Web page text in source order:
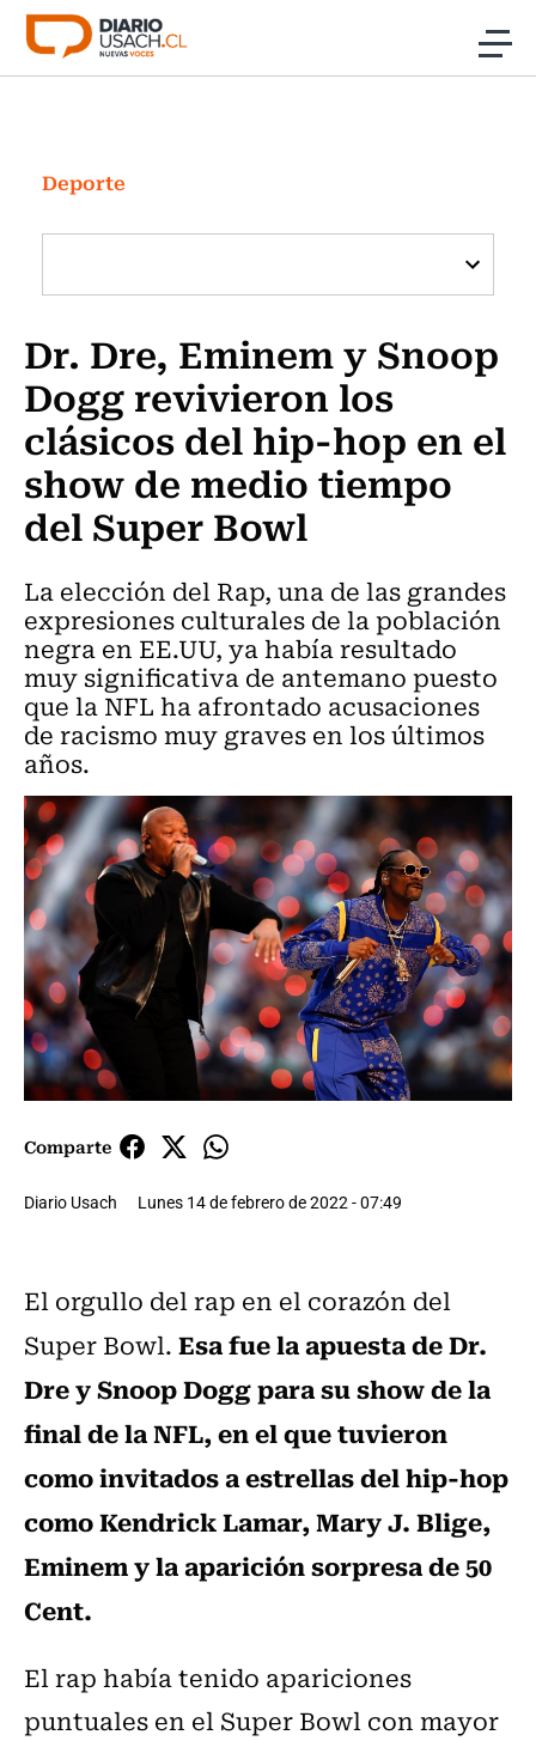
Click acá para ir directamente al contenido
Investigación
Cultura
Programas Radio y TV Usach
Deporte
Dr. Dre, Eminem y Snoop
Dogg revivieron los
clásicos del hip-hop en el
show de medio tiempo
del Super Bowl
La elección del Rap, una de las grandes
expresiones culturales de la población
negra en EE.UU, ya había resultado
muy significativa de antemano puesto
que la NFL ha afrontado acusaciones
de racismo muy graves en los últimos
años.
Comparte
Diario Usach Lunes 14 de febrero de 2022 - 07:49
El orgullo del rap en el corazón del
Super Bowl.Esa fue la apuesta de Dr.
Dre y Snoop Dogg para su show de la
final de la NFL, en el que tuvieron
como invitados a estrellas del hip-hop
como Kendrick Lamar, Mary J. Blige,
Eminem y la aparición sorpresa de 50
Cent.
El rap había tenido apariciones
puntuales en el Super Bowl con mayor